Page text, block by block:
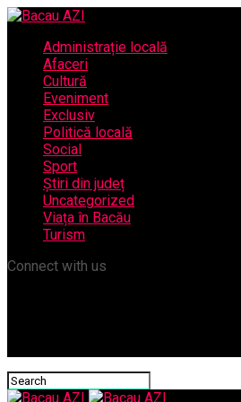
Administrație locală
Afaceri
Cultură
Eveniment
Exclusiv
Politică locală
Social
Sport
Știri din județ
Uncategorized
Viața în Bacău
Turism
Connect with us